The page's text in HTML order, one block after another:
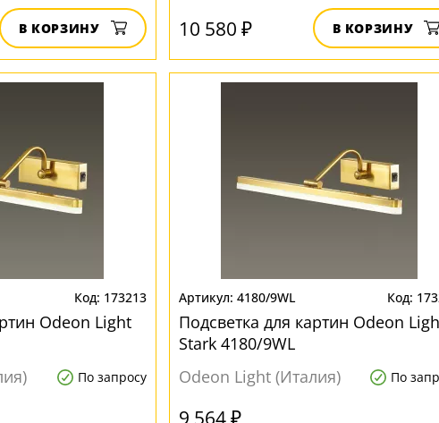
В КОРЗИНУ 10 580 ₽ В КОРЗИНУ
173213
Odeon Light
По запросу
4180/9WL
Подсветка для картин Odeon
Stark 4180/9WL
Odeon Light (Италия)
По
9 564 ₽